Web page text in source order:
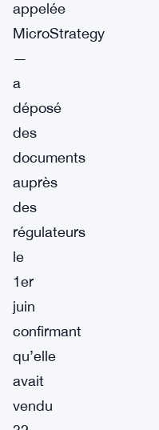
appelée
MicroStrategy
—
a
déposé
des
documents
auprès
des
régulateurs
le
1er
juin
confirmant
qu’elle
avait
vendu